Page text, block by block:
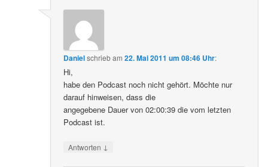
Danielschriebam22. Mai 2011 um 08:46 Uhr:
Hi,
habe den Podcast noch nicht gehört. Möchte nur
darauf hinweisen, dass die
angegebene Dauer von 02:00:39 die vom letzten
Podcast ist.
Antworten ↓